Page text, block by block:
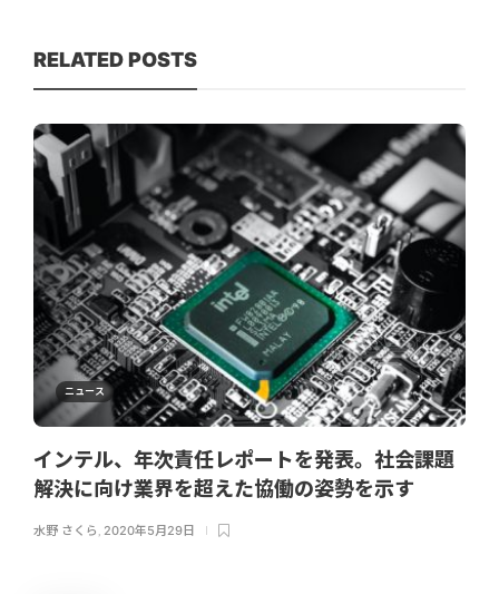
RELATED POSTS
ニュース
インテル、年次責任レポートを発表。社会課題
解決に向け業界を超えた協働の姿勢を示す
水野 さくら 2020年5月29日